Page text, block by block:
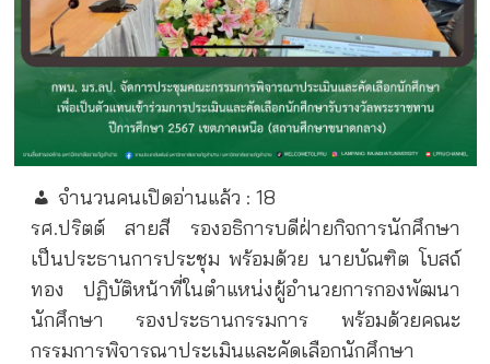
จำนวนคนเปิดอ่านแล้ว : 18
รศ.ปริตต์ สายสี รองอธิการบดีฝ่ายกิจการนักศึกษา
เป็นประธานการประชุม พร้อมด้วย นายบัณฑิต โบสถ์
ทอง ปฏิบัติหน้าที่ในตำแหน่งผู้อำนวยการกองพัฒนา
นักศึกษา รองประธานกรรมการ พร้อมด้วยคณะ
กรรมการพิจารณาประเมินและคัดเลือกนักศึกษา